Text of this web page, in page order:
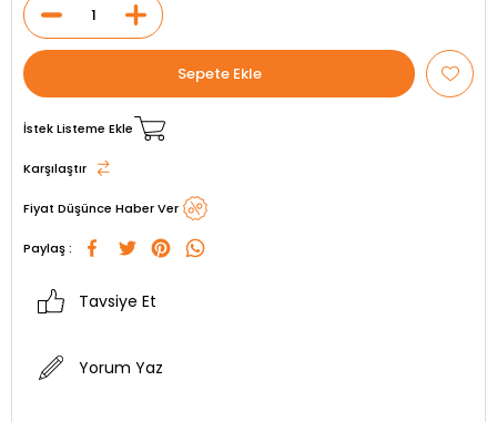
İstek Listeme Ekle
Karşılaştır
Fiyat Düşünce Haber Ver
Paylaş :
Tavsiye Et
Yorum Yaz